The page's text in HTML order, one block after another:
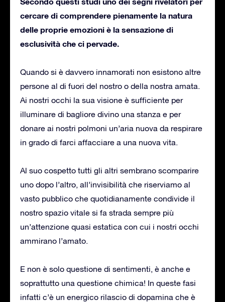
cercare di comprendere pienamente la natura
delle proprie emozioni è la sensazione di
esclusività che ci pervade.
Quando si è davvero innamorati non esistono altre
persone al di fuori del nostro o della nostra amata.
Ai nostri occhi la sua visione è sufficiente per
illuminare di bagliore divino una stanza e per
donare ai nostri polmoni un’aria nuova da respirare
in grado di farci affacciare a una nuova vita.
Al suo cospetto tutti gli altri sembrano scomparire
uno dopo l’altro, all’invisibilità che riserviamo al
vasto pubblico che quotidianamente condivide il
nostro spazio vitale si fa strada sempre più
un’attenzione quasi estatica con cui i nostri occhi
ammirano l’amato.
E non è solo questione di sentimenti, è anche e
soprattutto una questione chimica! In queste fasi
infatti c’è un energico rilascio di dopamina che è